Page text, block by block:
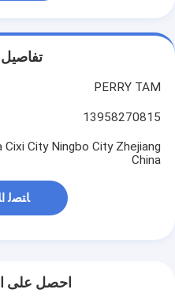
تفاصيل
PERRY TAM
13958270815
Cixi City Ningbo City Zhejiang
China
ﺎﺘﺼﻟ
احصل على